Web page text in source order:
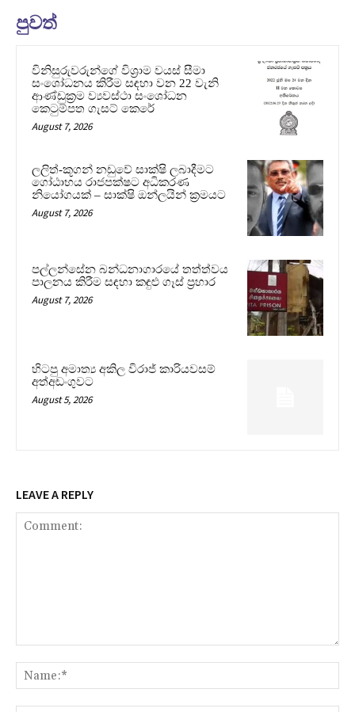
පුවත්
විනිසුරුවරුන්ගේ විශ්‍රාම වයස් සීමා
සංශෝධනය කිරීම සඳහා වන 22 වැනි
ආණ්ඩුක්‍රම ව්‍යවස්ථා සංශෝධන
කෙටුම්පත ගැසට් කෙරේ
August 7, 2026
ලලිත්-කූගන් නඩුවේ සාක්ෂි ලබාදීමට
ගෝඨාභය රාජපක්ෂට අධිකරණ
නියෝගයක් – සාක්ෂි ඔන්ලයින් ක්‍රමයට
August 7, 2026
පල්ලන්සේන බන්ධනාගාරයේ තත්ත්වය
පාලනය කිරීම සඳහා කඳුළු ගෑස් ප්‍රහාර
August 7, 2026
හිටපු අමාත්‍ය අකිල විරාජ් කාරියවසම්
අත්අඩංගුවට
August 5, 2026
LEAVE A REPLY